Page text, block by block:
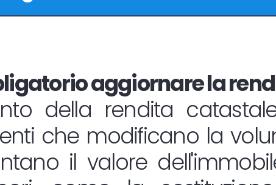
aggiornare la
della rendita
che modificano la
il valore